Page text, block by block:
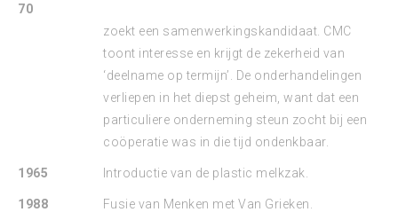
70
zoekt een samenwerkingskandidaat. CMC
toont interesse en krijgt de zekerheid van
‘deelname op termijn’. De onderhandelingen
verliepen in het diepst geheim, want dat een
particuliere onderneming steun zocht bij een
coöperatie was in die tijd ondenkbaar.
1965 Introductie van de plastic melkzak.
1988 Fusie van Menken met Van Grieken.